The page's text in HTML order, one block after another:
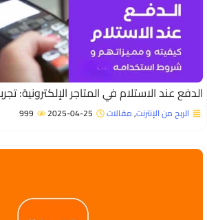
عند الاستلام في المتاجر الإلكترونية:
الربح من الإنترنت,مقالات 2025-04-25
999